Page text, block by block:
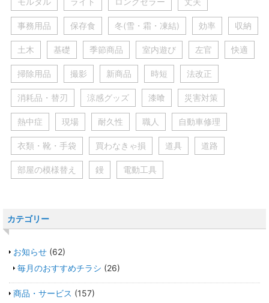
事務用品 保存食 冬(雪・霜・凍結) 効率 収納
土木 基礎 季節商品 室内遊び 左官 快適
掃除用品 撮影 新商品 時短 法改正
消耗品・替刃 涼感グッズ 漆喰 災害対策
熱中症 現場 耐久性 職人 自動車修理
衣類・靴・手袋 買わなきゃ損 道具 道路
部屋の模様替え 鏝 電動工具
カテゴリー
お知らせ (62)
毎月のおすすめチラシ (26)
商品・サービス (157)